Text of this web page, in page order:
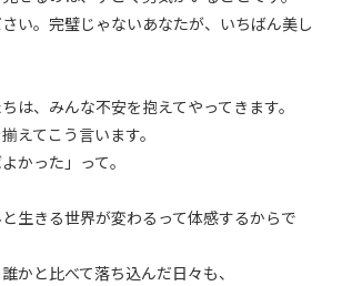
い。完璧じゃないあなたが、いちばん美し
は、みんな不安を抱えてやってきます。
えてこう言います。
かった」って。
生きる世界が変わるって体感するからで
かと比べて落ち込んだ日々も、